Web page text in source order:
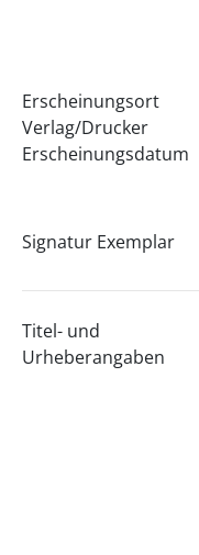
Erscheinungsort
Verlag/Drucker
Erscheinungsdatum
Signatur Exemplar
Titel- und
Urheberangaben